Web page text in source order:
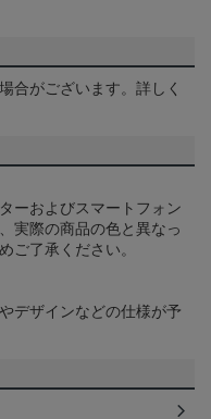
合がございます。詳しく
ーおよびスマートフォン
実際の商品の色と異なっ
ご了承ください。
デザインなどの仕様が予